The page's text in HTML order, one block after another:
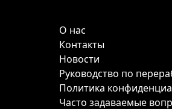
О нас
Контакты
Новости
Руководство по
Политика
Часто задаваемые